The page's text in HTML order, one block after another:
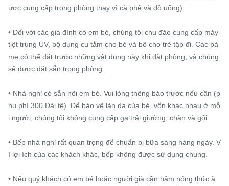
ược cung cấp trong phòng thay vì cà phê và đồ uống).
• Đối với các gia đình có em bé, chúng tôi chu đáo cung cấp máy
tiệt trùng UV, bộ dụng cụ tắm cho bé và bô cho trẻ tập đi. Các bà
mẹ có thể đặt trước những vật dụng này khi đặt phòng, và chúng
sẽ được đặt sẵn trong phòng.
• Nhà nghỉ có sẵn nôi em bé. Vui lòng thông báo trước nếu cần (p
hụ phí 300 Đài tệ). Để bảo vệ làn da của bé, vốn khác nhau ở mỗ
i người, chúng tôi không cung cấp ga trải giường, chăn và gối.
• Bếp nhà nghỉ rất quan trọng để chuẩn bị bữa sáng hàng ngày. V
ì lợi ích của các khách khác, bếp không được sử dụng chung.
• Nếu quý khách có em bé hoặc người già cần hâm nóng thức ă